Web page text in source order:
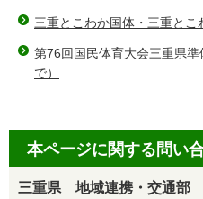
三重とこわか国体・三重とこ
第76回国民体育大会三重県
で）
本ページに関する問い
三重県 地域連携・交通部